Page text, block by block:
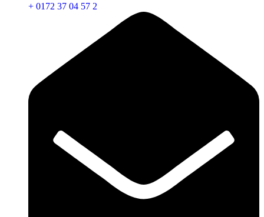
+ 0172 37 04 57 2